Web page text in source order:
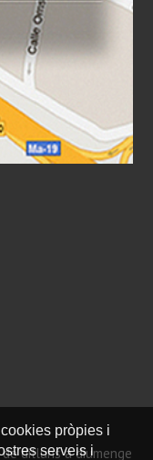
dilluns a diumenge
pròpies i
serveis i